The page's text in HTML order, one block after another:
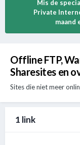
Mis de
Private
maand
Offline FTP,
Sharesites en
Sites die niet meer
1 link